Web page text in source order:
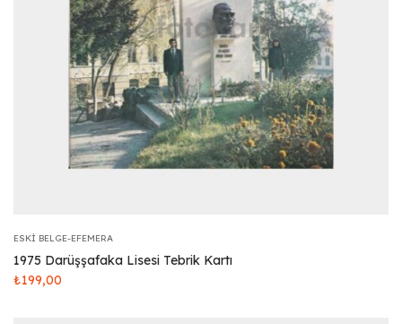
ESKI BELGE-EFEMERA
1975 Darüşşafaka Lisesi Tebrik Kartı
₺199,00